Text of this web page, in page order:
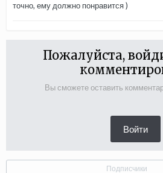
точно, ему должно понравится )
Пожалуйста,
Вы сможете оставить
Войти
Подписчики